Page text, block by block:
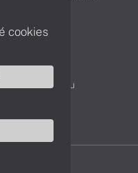
oddelenie
tovaru
cookies